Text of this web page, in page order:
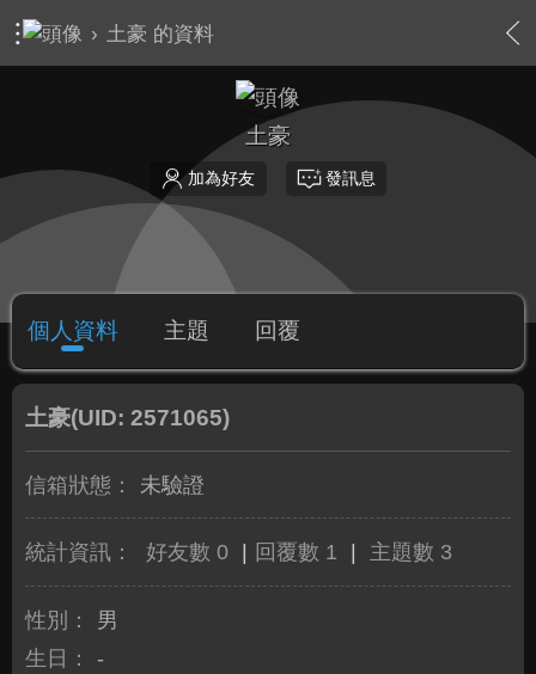
› 土豪 的資料
土豪
加為好友 發訊息
個人資料 主題 回覆
土豪(UID: 2571065)
信箱狀態： 未驗證
統計資訊： 好友數 0 回覆數 1 主題數 3
性別：
男
生日：
-